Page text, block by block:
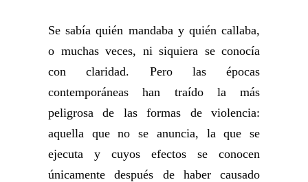
Se sabía quién mandaba y quién callaba,
o muchas veces, ni siquiera se conocía
con claridad. Pero las épocas
contemporáneas han traído la más
peligrosa de las formas de violencia:
aquella que no se anuncia, la que se
ejecuta y cuyos efectos se conocen
únicamente después de haber causado